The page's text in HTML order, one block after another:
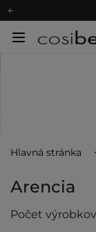
Hlavná stránka
Arencia
Počet